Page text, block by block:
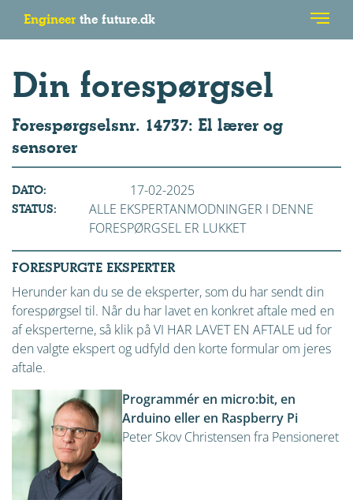
Engineer the future.dk
Din forespørgsel
Forespørgselsnr. 14737: El lærer og
sensorer
DATO: 17-02-2025
STATUS:
ALLE EKSPERTANMODNINGER I DENNE
FORESPØRGSEL ER LUKKET
FORESPURGTE EKSPERTER
Herunder kan du se de eksperter, som du har sendt din
forespørgsel til. Når du har lavet en konkret aftale med en
af eksperterne, så klik på VI HAR LAVET EN AFTALE ud for
den valgte ekspert og udfyld den korte formular om jeres
aftale.
Programmér en micro:bit, en
Arduino eller en Raspberry Pi
Peter Skov Christensen fra Pensioneret